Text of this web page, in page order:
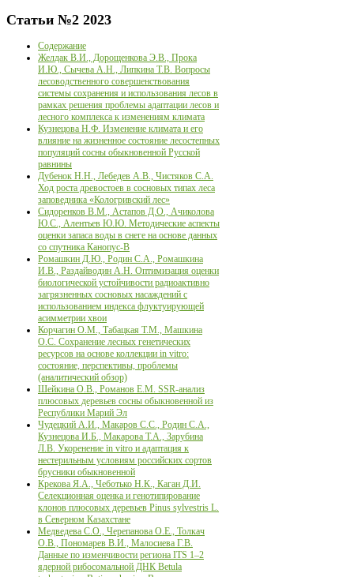
Статьи №2 2023
Содержание
Желдак В.И., Дорощенкова Э.В., Прока
И.Ю., Сычева А.Н., Липкина Т.В. Вопросы
лесоводственного совершенствования
системы сохранения и использования лесов в
рамках решения проблемы адаптации лесов и
лесного комплекса к изменениям климата
Кузнецова Н.Ф. Изменение климата и его
влияние на жизненное состояние лесостепных
популяций сосны обыкновенной Русской
равнины
Дубенок Н.Н., Лебедев А.В., Чистяков С.А.
Ход роста древостоев в сосновых типах леса
заповедника «Кологривский лес»
Сидоренков В.М., Астапов Д.О., Ачиколова
Ю.С., Алентьев Ю.Ю. Методические аспекты
оценки запаса воды в снеге на основе данных
со спутника Канопус-B
Ромашкин Д.Ю., Родин С.А., Ромашкина
И.В., Раздайводин А.Н. Оптимизация оценки
биологической устойчивости радиоактивно
загрязненных сосновых насаждений с
использованием индекса флуктуирующей
асимметрии хвои
Корчагин О.М., Табацкая Т.М., Машкина
О.С. Сохранение лесных генетических
ресурсов на основе коллекции in vitro:
состояние, перспективы, проблемы
(аналитический обзор)
Шейкина О.В., Романов Е.М. SSR-анализ
плюсовых деревьев сосны обыкновенной из
Республики Марий Эл
Чудецкий А.И., Макаров С.С., Родин С.А.,
Кузнецова И.Б., Макарова Т.А., Зарубина
Л.В. Укоренение in vitro и адаптация к
нестерильным условиям российских сортов
брусники обыкновенной
Крекова Я.А., Чеботько Н.К., Каган Д.И.
Селекционная оценка и генотипирование
клонов плюсовых деревьев Рinus sylvestris L.
в Северном Казахстане
Медведева С.О., Черепанова О.Е., Толкач
О.В., Пономарев В.И., Малосиева Г.В.
Данные по изменчивости региона ITS 1–2
ядерной рибосомальной ДНК Betula